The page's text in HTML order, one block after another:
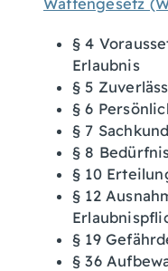
Waffengesetz
§ 4
Erlaubnis
§ 5
§ 6
§ 7
§ 8
§ 10
§ 12
§ 19
§ 36